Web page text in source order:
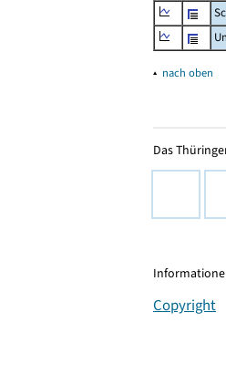
▴ nach oben
Das
Copyright